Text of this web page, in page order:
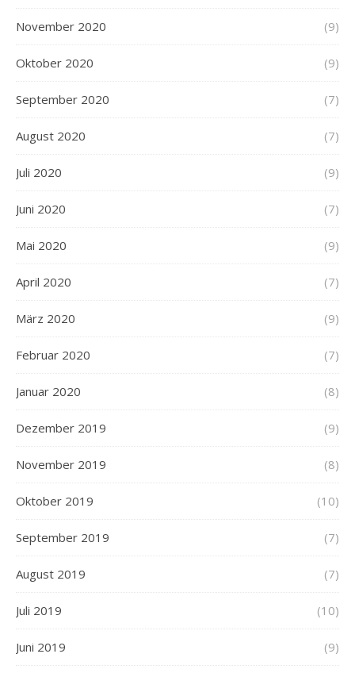
November 2020 (9)
Oktober 2020 (9)
September 2020 (7)
August 2020 (7)
Juli 2020 (9)
Juni 2020 (7)
Mai 2020 (9)
April 2020 (7)
März 2020 (9)
Februar 2020 (7)
Januar 2020 (8)
Dezember 2019 (9)
November 2019 (8)
Oktober 2019 (10)
September 2019 (7)
August 2019 (7)
Juli 2019 (10)
Juni 2019 (9)